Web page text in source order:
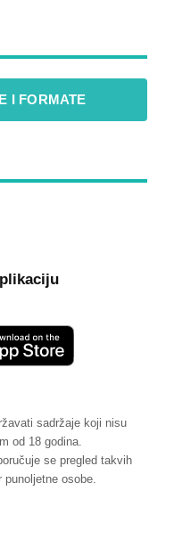
I FORMATE
sadržaje koji nisu
od 18 godina.
se pregled takvih
osobe.